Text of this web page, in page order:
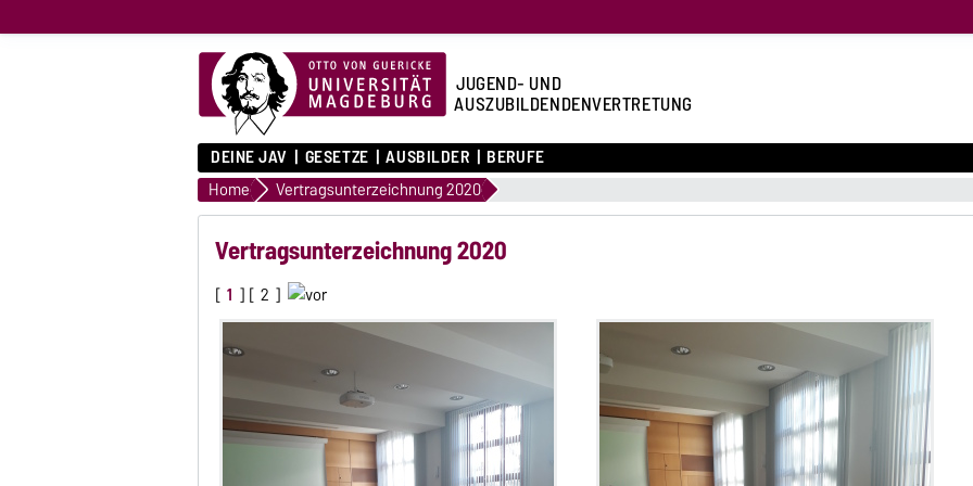
JUGEND- UND
AUSZUBILDENDENVERTRETUNG
DEINE JAV GESETZE AUSBILDER BERUFE
Home Vertragsunterzeichnung 2020
Vertragsunterzeichnung 2020
[ 1 ] [ 2 ]